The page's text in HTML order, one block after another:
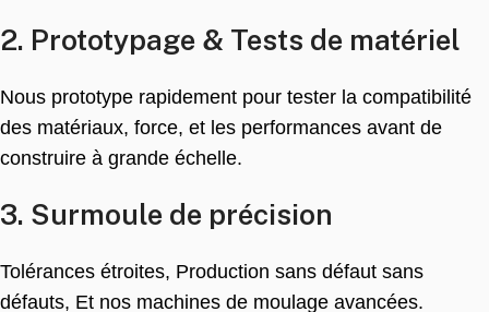
2. Prototypage & Tests de matériel
Nous prototype rapidement pour tester la compatibilité
des matériaux, force, et les performances avant de
construire à grande échelle.
3. Surmoule de précision
Tolérances étroites, Production sans défaut sans
défauts, Et nos machines de moulage avancées.